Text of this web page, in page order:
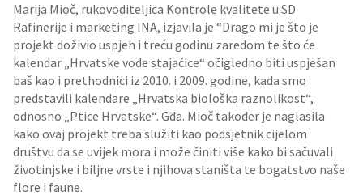
Marija Mioč, rukovoditeljica Kontrole kvalitete u SD
Rafinerije i marketing INA, izjavila je “Drago mi je što je
projekt doživio uspjeh i treću godinu zaredom te što će
kalendar „Hrvatske vode stajaćice“ očigledno biti uspješan
baš kao i prethodnici iz 2010. i 2009. godine, kada smo
predstavili kalendare „Hrvatska biološka raznolikost“,
odnosno „Ptice Hrvatske“. Gđa. Mioč također je naglasila
kako ovaj projekt treba služiti kao podsjetnik cijelom
društvu da se uvijek mora i može činiti više kako bi sačuvali
životinjske i biljne vrste i njihova staništa te bogatstvo naše
flore i faune.